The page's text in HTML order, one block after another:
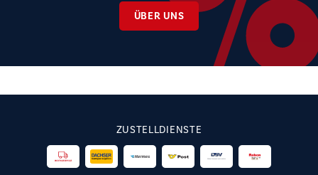
ÜBER UNS
ZUSTELLDIENSTE